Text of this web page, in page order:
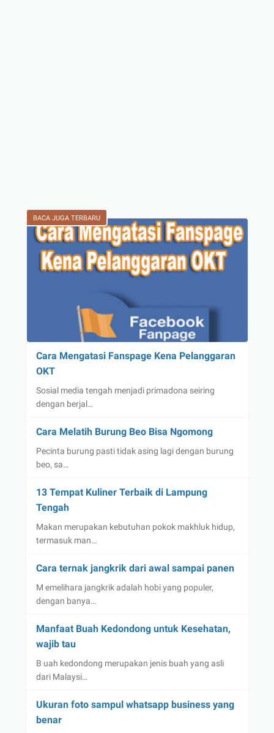
BACA JUGA TERBARU
Cara Mengatasi Fanspage Kena Pelanggaran
OKT
Sosial media tengah menjadi primadona seiring
dengan berjal…
Cara Melatih Burung Beo Bisa Ngomong
Pecinta burung pasti tidak asing lagi dengan burung
beo, sa…
13 Tempat Kuliner Terbaik di Lampung
Tengah
Makan merupakan kebutuhan pokok makhluk hidup,
termasuk man…
Cara ternak jangkrik dari awal sampai panen
M emelihara jangkrik adalah hobi yang populer,
dengan banya…
Manfaat Buah Kedondong untuk Kesehatan,
wajib tau
B uah kedondong merupakan jenis buah yang asli
dari Malaysi…
Ukuran foto sampul whatsapp business yang
benar